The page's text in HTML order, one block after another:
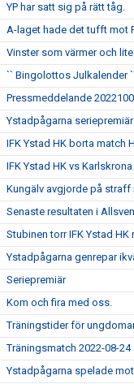
YP har satt sig på rätt tåg.
A-laget hade det tufft mot
Vinster som värmer och
`` Bingolottos Julkalender
Pressmeddelande
Ystadpågarna seriepremiär
IFK Ystad HK borta match
IFK Ystad HK vs
Kungälv avgjorde på straff
Senaste resultaten i
Stubinen torr IFK Ystad
Ystadpågarna genrepar
Seriepremiär
Kom och fira med oss.
Träningstider för
Träningsmatch 2022-08-24
Ystadpågarna spelade mot